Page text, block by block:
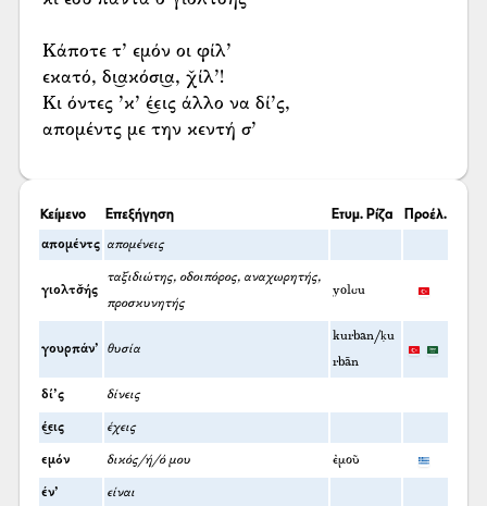
Κάποτε τ’ εμόν οι φίλ’
εκατό, δι͜ακόσι͜α, χ̌ίλ’!
Κι όντες ’κ’ έ͜εις άλλο να δί’ς,
απομέντς με την κεντή σ’
Κείμενο Επεξήγηση Ετυμ. Ρίζα Προέλ.
απομέντς απομένεις
γιολτσ̌ής
ταξιδιώτης, οδοιπόρος, αναχωρητής,
προσκυνητής
yolcu
γουρπάν’ θυσία
kurban/ḳu
rbān
δί’ς δίνεις
έ͜εις έχεις
εμόν δικός/ή/ό μου ἐμοῦ
έν’ είναι